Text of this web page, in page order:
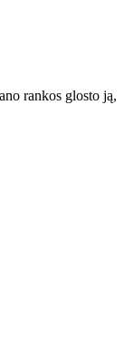
rankos glosto ją,